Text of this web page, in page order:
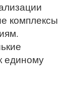
комплексы
единому